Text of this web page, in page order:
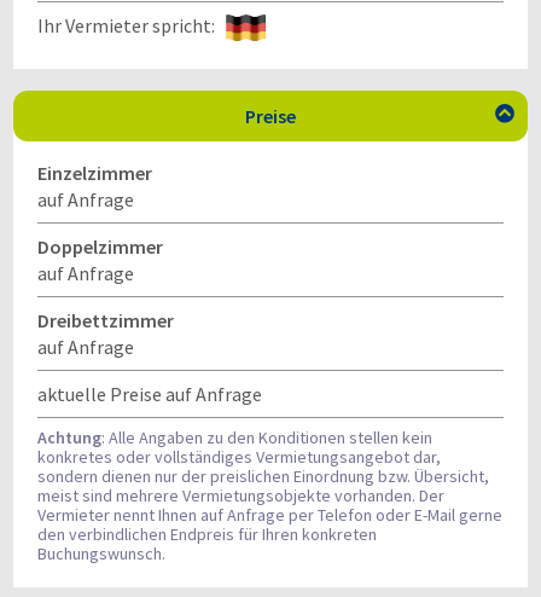
Ihr Vermieter spricht:
Preise 
Einzelzimmer
auf Anfrage
Doppelzimmer
auf Anfrage
Dreibettzimmer
auf Anfrage
aktuelle Preise auf Anfrage
Achtung: Alle Angaben zu den Konditionen stellen kein
konkretes oder vollständiges Vermietungsangebot dar,
sondern dienen nur der preislichen Einordnung bzw. Übersicht,
meist sind mehrere Vermietungsobjekte vorhanden. Der
Vermieter nennt Ihnen auf Anfrage per Telefon oder E-Mail gerne
den verbindlichen Endpreis für Ihren konkreten
Buchungswunsch.